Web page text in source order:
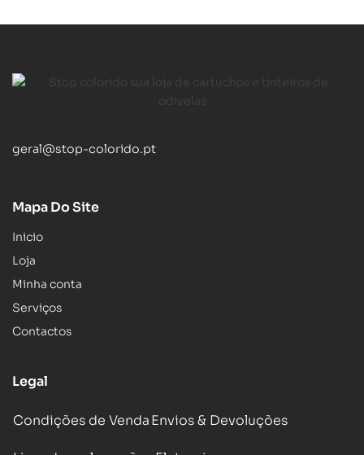
geral@stop-colorido.pt
Mapa Do Site
Inicio
Loja
Minha conta
Serviços
Contactos
Legal
Condições de VendaEnvios & Devoluções